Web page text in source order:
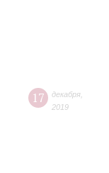
17 декабря
2019